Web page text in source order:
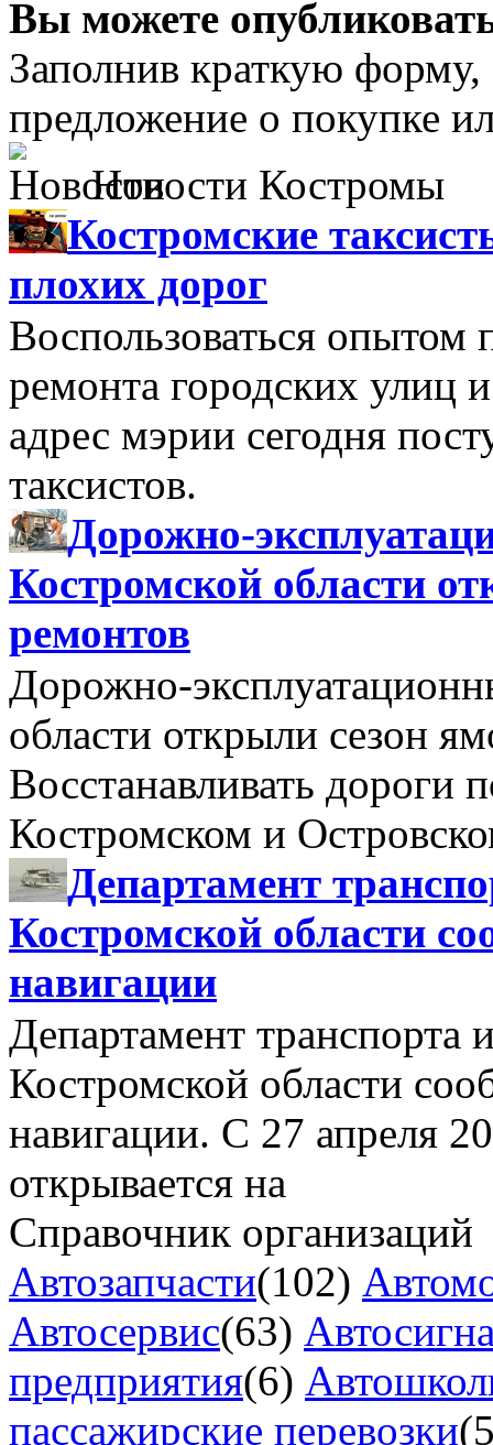
Вы можете
Заполнив краткую
предложение о покупке
Новости Костромы
Костромские
плохих дорог
Воспользоваться
ремонта городских улиц
адрес мэрии сегодня
таксистов.
Дорожно-
Костромской области
ремонтов
Дорожно-
области открыли сезон
Восстанавливать дороги
Костромском и
Департамент
Костромской области
навигации
Департамент транспорта
Костромской области
навигации. С 27 апреля
открывается на
Справочник организаций
Автозапчасти(102)
Автосервис(63)
предприятия(6)
пассажирские перевозки